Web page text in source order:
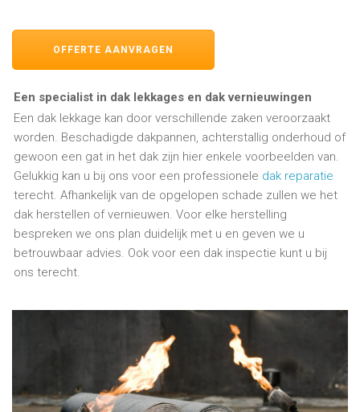
OFFERTE AANVRAGEN
Een specialist in dak lekkages en dak vernieuwingen
Een dak lekkage kan door verschillende zaken veroorzaakt
worden. Beschadigde dakpannen, achterstallig onderhoud of
gewoon een gat in het dak zijn hier enkele voorbeelden van.
Gelukkig kan u bij ons voor een professionele dak reparatie
terecht. Afhankelijk van de opgelopen schade zullen we het
dak herstellen of vernieuwen. Voor elke herstelling
bespreken we ons plan duidelijk met u en geven we u
betrouwbaar advies. Ook voor een dak inspectie kunt u bij
ons terecht.